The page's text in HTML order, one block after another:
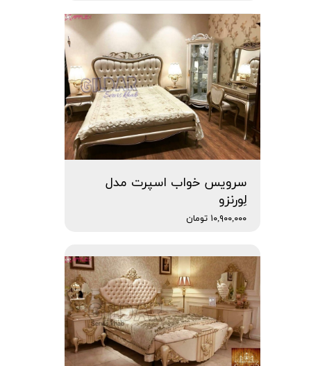
سرویس خواب اسپرت مدل
لِورنزو
۱۰,۹۰۰,۰۰۰ تومان